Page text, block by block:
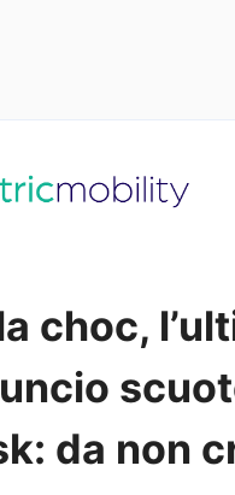
choc,
da non